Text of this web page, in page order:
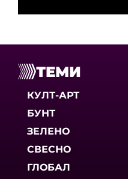
ТЕМИ
КУЛТ-АРТ
БУНТ
ЗЕЛЕНО
СВЕСНО
ГЛОБАЛ